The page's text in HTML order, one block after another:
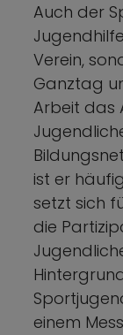
Auch der
Verein,
Ganztag
Arbeit das
ist er
setzt sich
die
einem